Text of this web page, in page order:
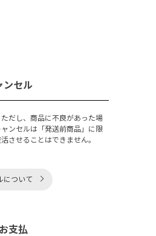
ンセル
だし、商品に不良があった場
ンセルは「発送前商品」に限
させることはできません。
について
支払